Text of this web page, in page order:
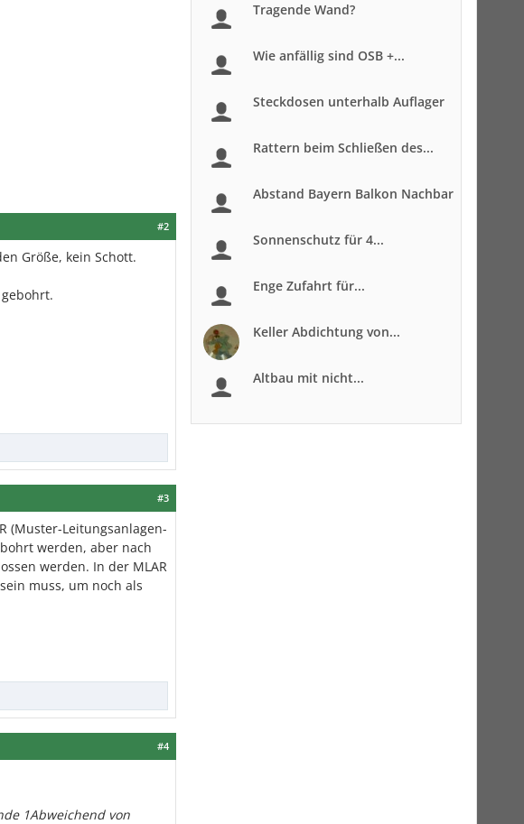
#2
Größe, kein Schott.
#3
(Muster-Leitungsanlagen-
werden, aber nach
werden. In der MLAR
muss, um noch als
#4
1Abweichend von
Tragende Wand?
Wie anfällig sind OSB +...
Steckdosen unterhalb Auflager
Rattern beim Schließen des...
Abstand Bayern Balkon Nachbar
Sonnenschutz für 4...
Enge Zufahrt für...
Keller Abdichtung von...
Altbau mit nicht...